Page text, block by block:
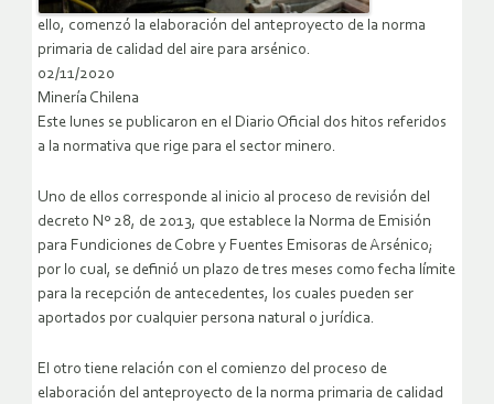
ello, comenzó la elaboración del anteproyecto de la norma
primaria de calidad del aire para arsénico.
02/11/2020
Minería Chilena
Este lunes se publicaron en el Diario Oficial dos hitos referidos
a la normativa que rige para el sector minero.
Uno de ellos corresponde al inicio al proceso de revisión del
decreto Nº 28, de 2013, que establece la Norma de Emisión
para Fundiciones de Cobre y Fuentes Emisoras de Arsénico;
por lo cual, se definió un plazo de tres meses como fecha límite
para la recepción de antecedentes, los cuales pueden ser
aportados por cualquier persona natural o jurídica.
El otro tiene relación con el comienzo del proceso de
elaboración del anteproyecto de la norma primaria de calidad